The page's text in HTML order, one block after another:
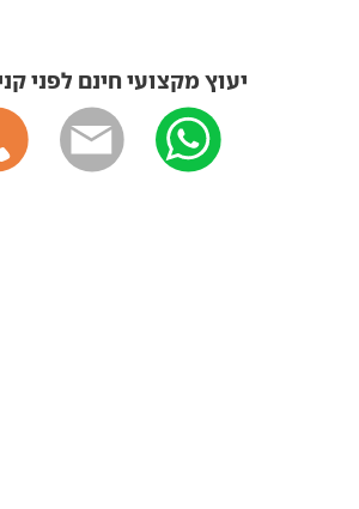
יעוץ מקצועי חינם לפני